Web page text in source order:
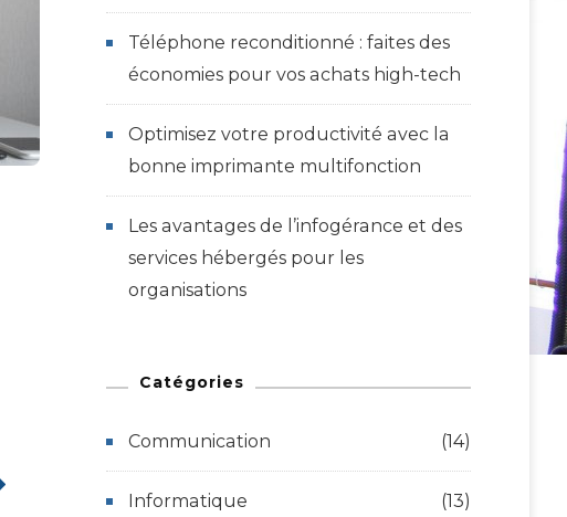
Téléphone reconditionné : faites des
économies pour vos achats high-tech
Optimisez votre productivité avec la
bonne imprimante multifonction
Les avantages de l’infogérance et des
services hébergés pour les
organisations
Catégories
Communication (14)
Informatique (13)